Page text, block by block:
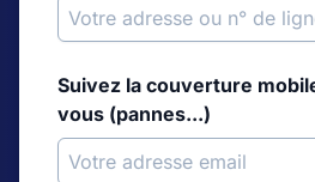
Suivez la couverture
vous (pannes...)